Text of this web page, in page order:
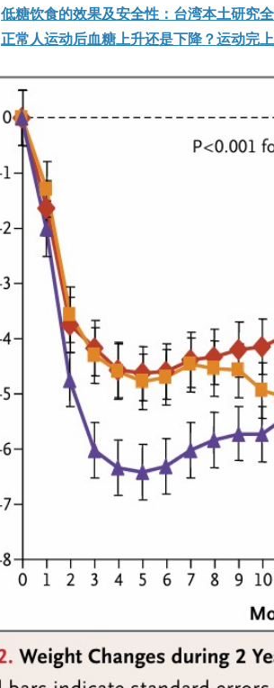
低糖饮食的效果及安全性：台湾本土研究
正常人运动后血糖上升还是下降？运动完